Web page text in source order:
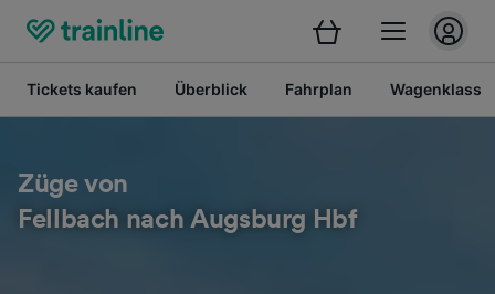
Tickets kaufen Überblick Fahrplan
Züge von
Fellbach nach Augsburg Hbf